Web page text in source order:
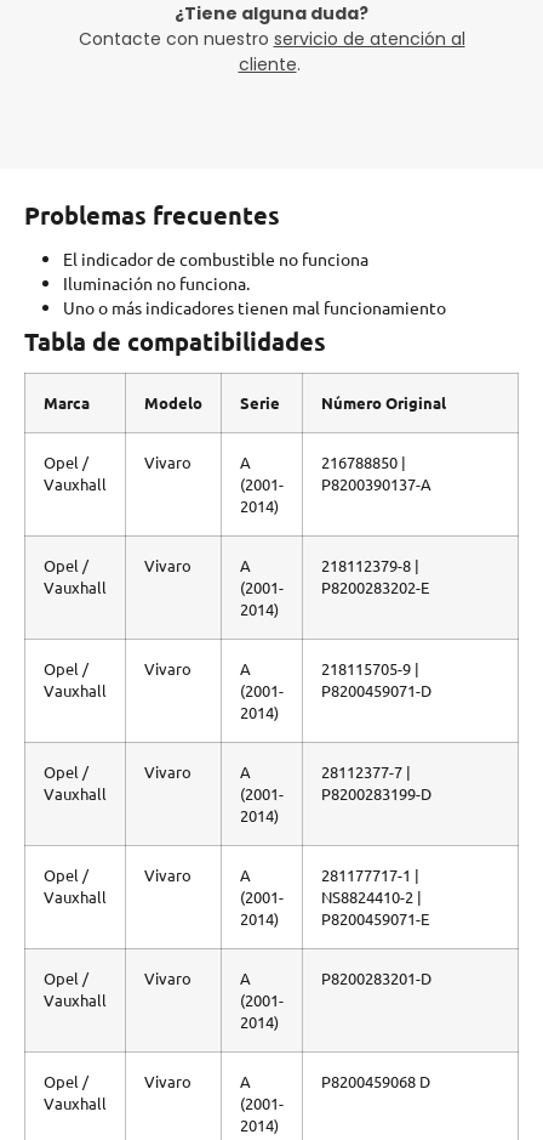
¿Tiene alguna duda?
Contacte con nuestro servicio de atención al
cliente.
Problemas frecuentes
El indicador de combustible no funciona
Iluminación no funciona.
Uno o más indicadores tienen mal funcionamiento
Tabla de compatibilidades
Marca Modelo Serie Número Original
Opel /
Vauxhall
Vivaro
A
(2001-
2014)
216788850 |
P8200390137-A
Opel /
Vauxhall
Vivaro
A
(2001-
2014)
218112379-8 |
P8200283202-E
Opel /
Vauxhall
Vivaro
A
(2001-
2014)
218115705-9 |
P8200459071-D
Opel /
Vauxhall
Vivaro
A
(2001-
2014)
28112377-7 |
P8200283199-D
Opel /
Vauxhall
Vivaro
A
(2001-
2014)
281177717-1 |
NS8824410-2 |
P8200459071-E
Opel /
Vauxhall
Vivaro
A
(2001-
2014)
P8200283201-D
Opel /
Vauxhall
Vivaro
A
(2001-
2014)
P8200459068 D